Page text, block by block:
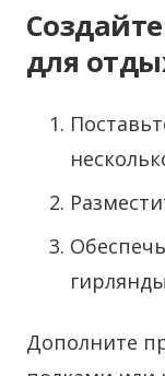
для
гирлянды
Дополните